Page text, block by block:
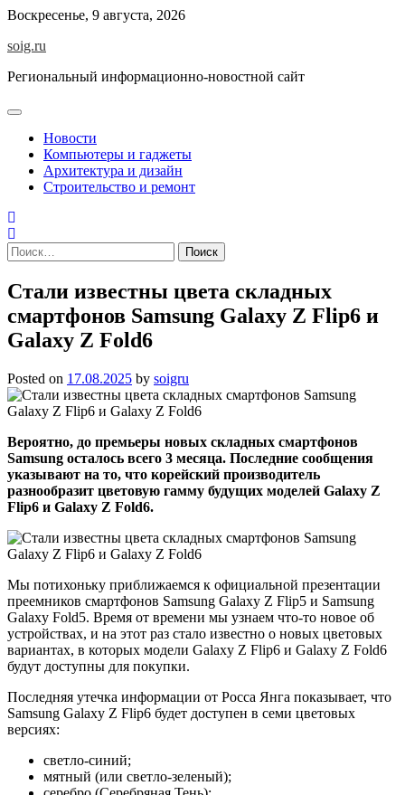
Skip
content
Воскресенье, 9 августа, 2026
soig.ru
Региональный информационно-новостной сайт
Новости
Компьютеры и гаджеты
Архитектура и дизайн
Строительство и ремонт
Найти:
Стали известны цвета складных
смартфонов Samsung Galaxy Z Flip6 и
Galaxy Z Fold6
Posted on 17.08.2025 by soigru
Вероятно, до премьеры новых складных смартфонов
Samsung осталось всего 3 месяца. Последние сообщения
указывают на то, что корейский производитель
разнообразит цветовую гамму будущих моделей Galaxy Z
Flip6 и Galaxy Z Fold6.
Мы потихоньку приближаемся к официальной презентации
преемников смартфонов Samsung Galaxy Z Flip5 и Samsung
Galaxy Fold5. Время от времени мы узнаем что-то новое об
устройствах, и на этот раз стало известно о новых цветовых
вариантах, в которых модели Galaxy Z Flip6 и Galaxy Z Fold6
будут доступны для покупки.
Последняя утечка информации от Росса Янга показывает, что
Samsung Galaxy Z Flip6 будет доступен в семи цветовых
версиях:
светло-синий;
мятный (или светло-зеленый);